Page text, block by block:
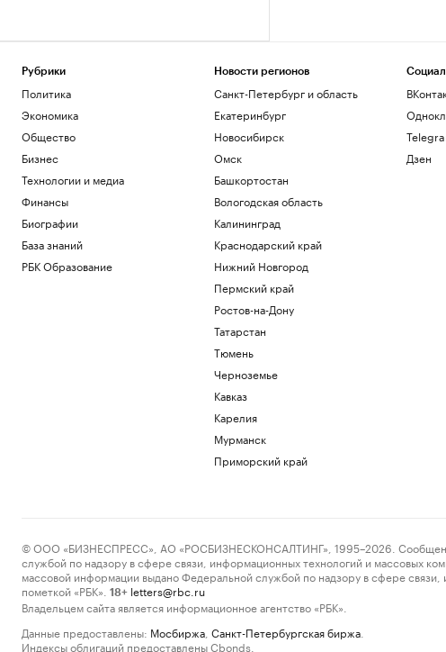
Рубрики
Политика
Экономика
Общество
Бизнес
Технологии и медиа
Финансы
Биографии
База знаний
РБК Образование
Новости регионов
Санкт-Петербург и область
Екатеринбург
Новосибирск
Омск
Башкортостан
Вологодская область
Калининград
Краснодарский край
Нижний Новгород
Пермский край
Ростов-на-Дону
Татарстан
Тюмень
Черноземье
Кавказ
Карелия
Мурманск
Приморский край
Дзен
© ООО «БИЗНЕСПРЕСС», АО «РОСБИЗНЕСКОНСАЛТИНГ», 1995–2026. Сообщения
службой по надзору в сфере связи, информационных технологий и массовых
массовой информации выдано Федеральной службой по надзору в сфере
пометкой «РБК».
18+ letters@rbc.ru
Владельцем сайта является информационное агентство «РБК».
Данные предоставлены: Мосбиржа Санкт-Петербургская биржа
Индексы облигаций предоставлены Cbonds.